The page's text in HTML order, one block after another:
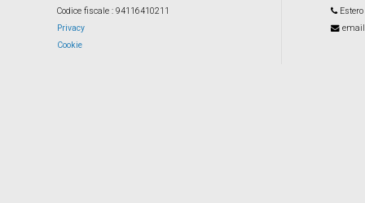
Codice fiscale : 94116410211
Privacy
Cookie
Estero
email